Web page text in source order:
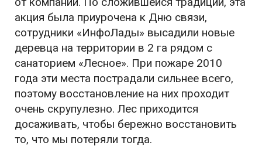
акция была приурочена к Дню связи,
сотрудники «ИнфоЛады» высадили новые
деревца на территории в 2 га рядом с
санаторием «Лесное». При пожаре 2010
года эти места пострадали сильнее всего,
поэтому восстановление на них проходит
очень скрупулезно. Лес приходится
досаживать, чтобы бережно восстановить
то, что мы потеряли тогда.